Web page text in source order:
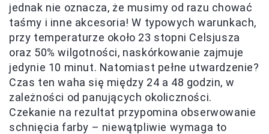
jednak nie oznacza, że musimy od razu chować
taśmy i inne akcesoria! W typowych warunkach,
przy temperaturze około 23 stopni Celsjusza
oraz 50% wilgotności, naskórkowanie zajmuje
jedynie 10 minut. Natomiast pełne utwardzenie?
Czas ten waha się między 24 a 48 godzin, w
zależności od panujących okoliczności.
Czekanie na rezultat przypomina obserwowanie
schnięcia farby – niewątpliwie wymaga to